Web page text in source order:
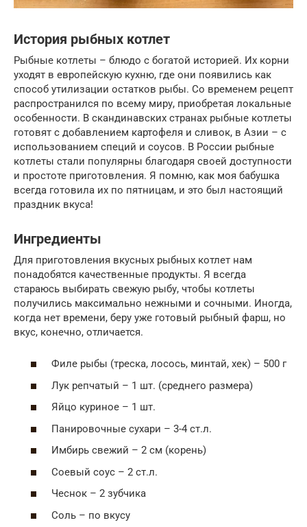
История рыбных котлет
Рыбные котлеты – блюдо с богатой историей. Их корни
уходят в европейскую кухню, где они появились как
способ утилизации остатков рыбы. Со временем рецепт
распространился по всему миру, приобретая локальные
особенности. В скандинавских странах рыбные котлеты
готовят с добавлением картофеля и сливок, в Азии – с
использованием специй и соусов. В России рыбные
котлеты стали популярны благодаря своей доступности
и простоте приготовления. Я помню, как моя бабушка
всегда готовила их по пятницам, и это был настоящий
праздник вкуса!
Ингредиенты
Для приготовления вкусных рыбных котлет нам
понадобятся качественные продукты. Я всегда
стараюсь выбирать свежую рыбу, чтобы котлеты
получились максимально нежными и сочными. Иногда,
когда нет времени, беру уже готовый рыбный фарш, но
вкус, конечно, отличается.
Филе рыбы (треска, лосось, минтай, хек) – 500 г
Лук репчатый – 1 шт. (среднего размера)
Яйцо куриное – 1 шт.
Панировочные сухари – 3-4 ст.л.
Имбирь свежий – 2 см (корень)
Соевый соус – 2 ст.л.
Чеснок – 2 зубчика
Соль – по вкусу